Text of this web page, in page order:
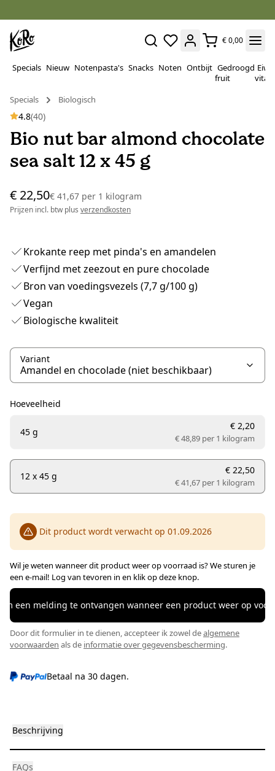
€ 0,00
Specials Nieuw Notenpasta's Snacks Noten Ontbijt Gedroogd
fruit
Specials
Biologisch
4.8(40)
Bio nut bar almond chocolate
sea salt 12 x 45 g
€ 22,50€ 41,67 per 1 kilogram
Prijzen incl. btw plus verzendkosten
Krokante reep met pinda's en amandelen
Verfijnd met zeezout en pure chocolade
Bron van voedingsvezels (7,7 g/100 g)
Vegan
Biologische kwaliteit
Variant
Hoeveelheid
45 g
€ 2,20
€ 48,89 per 1 kilogram
12 x 45 g
€ 22,50
€ 41,67 per 1 kilogram
Dit product wordt verwacht op 01.09.2026
Wil je weten wanneer dit product weer op voorraad is? We sturen je
een e-mail! Log van tevoren in en klik op deze knop.
een ​​melding te ontvangen wanneer een product weer op
Door dit formulier in te dienen, accepteer ik zowel dealgemene
voorwaarden als de informatie over gegevensbescherming.
Betaal na 30 dagen.
Beschrijving
FAQs